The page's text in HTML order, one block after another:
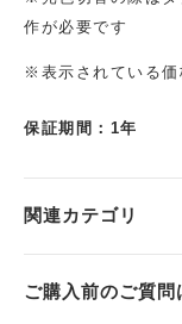
作が必要です
※表示されている価
保証期間：1年
関連カテゴリ
ご購入前のご質問